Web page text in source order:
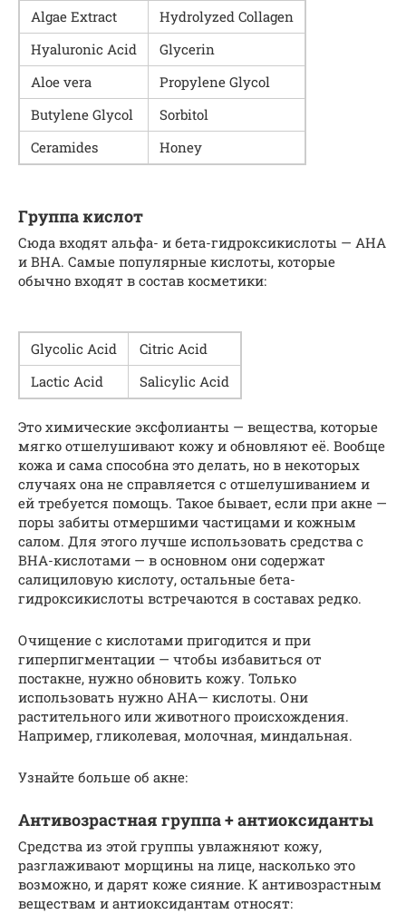
Algae Extract
Hydrolyzed Col­la­gen
Hyaluron­ic Acid
Glyc­erin
Aloe vera
Propy­lene Glycol
Buty­lene Glycol
Sor­bitol
Ceramides
Hon­ey
Группа кислот
Сюда входят альфа- и бета-гидроксикислоты — AHA
и BHA. Самые популярные кислоты, которые
обычно входят в состав косметики:
Gly­col­ic Acid
Cit­ric Acid
Lac­tic Acid
Sal­i­cylic Acid
Это химические эксфолианты — вещества, которые
мягко отшелушивают кожу и обновляют её. Вообще
кожа и сама способна это делать, но в некоторых
случаях она не справляется с отшелушиванием и
ей требуется помощь. Такое бывает, если при акне —
поры забиты отмершими частицами и кожным
салом. Для этого лучше использовать средства с
BHA-кислотами — в основном они содержат
салициловую кислоту, остальные бета-
гидроксикислоты встречаются в составах редко.
Очищение с кислотами пригодится и при
гиперпигментации — чтобы избавиться от
постакне, нужно обновить кожу. Только
использовать нужно AHA— кислоты. Они
растительного или животного происхождения.
Например, гликолевая, молочная, миндальная.
Узнайте больше об акне:
Антивозрастная группа + антиоксиданты
Средства из этой группы увлажняют кожу,
разглаживают морщины на лице, насколько это
возможно, и дарят коже сияние. К антивозрастным
веществам и антиоксидантам относят: